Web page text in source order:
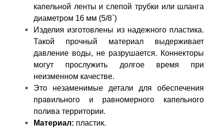
капельной ленты и слепой трубки или шланга
диаметром 16 мм (5/8`)
Изделия изготовлены из надежного пластика.
Такой прочный материал выдерживает
давление воды, не разрушается. Коннекторы
могут прослужить долгое время при
неизменном качестве.
Это незаменимые детали для обеспечения
правильного и равномерного капельного
полива территории.
Материал: пластик.